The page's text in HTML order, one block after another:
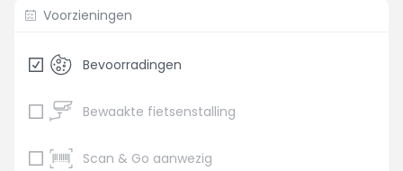
Voorzieningen
Bevoorradingen
Bewaakte fietsenstalling
Scan & Go aanwezig